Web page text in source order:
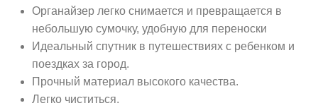
Органайзер легко снимается и превращается в
небольшую сумочку, удобную для переноски
Идеальный спутник в путешествиях с ребенком и
поездках за город.
Прочный материал высокого качества.
Легко чиститься.